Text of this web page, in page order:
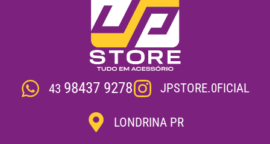
43 98437 9278 JPSTORE.0FICIAL
LONDRINA PR